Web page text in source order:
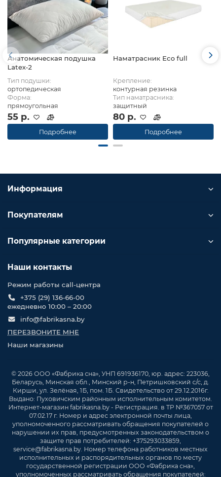
Анатомическая подушка
Latex-2
Тип подушки:
ортопедическая
Форма:
прямоугольная
55 р.
Подробнее
Наматрасник Eco full
Крепление:
контурная резинка
Тип наматрасника:
защитный
80 р.
Подробнее
Информация
Покупателям
Популярные категории
Наши контакты
Режим работы call-центра
+375 (29) 136-66-00
ежедневно 10:00 – 20:00
info@fabrikasna.by
ПЕРЕЗВОНИТЕ МНЕ
Наши магазины
© 2026 ООО «Фабрика сна», УНП 691936170, юр. адрес: 223036,
Беларусь, Минская обл., Минский р-н, Петришковский с/с, д.
Кирши, ул. Зелёная, 1Б, пом. 1Б. Свидетельство от 29.12.2016г.
Выдано: Пуховичским районным исполнительным комитетом.
Интернет-магазин fabrikasna.by - Регистрация. в ТР №367057 от
07.02.17 г. Номер и адрес электронной почты лица,
уполномоченного рассматривать обращения покупателей о
нарушении их прав, предусмотренных законодательством о
защите прав потребителей: +375293033859,
service@fabrikasna.by. Номер телефона работников местных
исполнительных и распорядительных органов по месту
государственной регистрации ООО «Фабрика сна»,
уполномоченных рассматривать обращения покупателей: